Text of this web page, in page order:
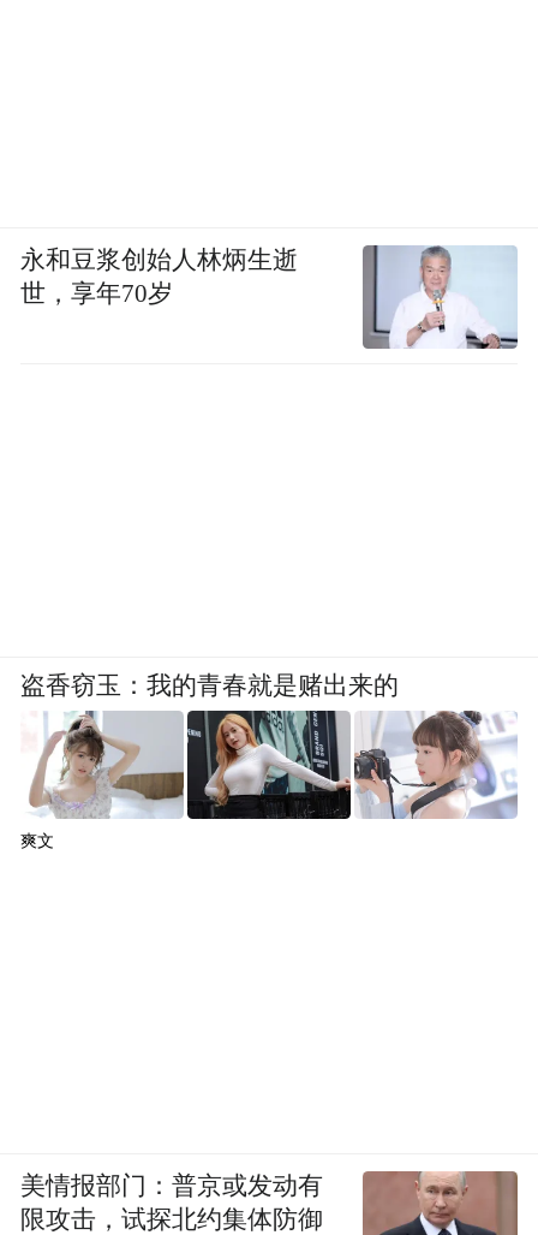
永和豆浆创始人林炳生逝
世，享年70岁
盗香窃玉：我的青春就是赌出来的
爽文
美情报部门：普京或发动有
限攻击，试探北约集体防御